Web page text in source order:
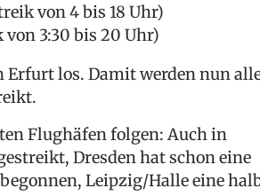
von 4 bis 18 Uhr)
3:30 bis 20 Uhr)
Erfurt los. Damit werden nun
Flughäfen folgen: Auch in
Dresden hat schon eine
Leipzig/Halle eine